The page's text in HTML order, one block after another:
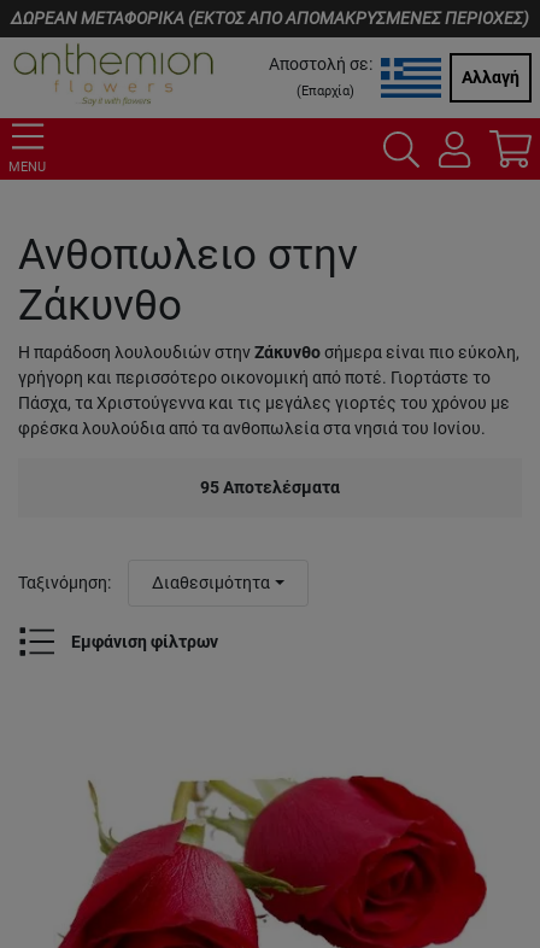
ΔΩΡΕΑΝ ΜΕΤΑΦΟΡΙΚΑ (ΕΚΤΟΣ ΑΠΟ ΑΠΟΜΑΚΡΥΣΜΕΝΕΣ ΠΕΡΙΟΧΕΣ)
Αποστολή σε:
( Επαρχία)
Αλλαγή
MENU
Ανθοπωλειο στην
Ζάκυνθο
H παράδοση λουλουδιών στηνΖάκυνθοσήμερα είναι πιο εύκολη,
γρήγορη και περισσότερο οικονομική από ποτέ. Γιορτάστε το
Πάσχα, τα Χριστούγεννα και τις μεγάλες γιορτές του χρόνου με
φρέσκα λουλούδια από τα ανθοπωλεία στα νησιά του Ιονίου.
95Αποτελέσματα
Εμφάνιση φίλτρων
Ταξινόμηση: Διαθεσιμότητα